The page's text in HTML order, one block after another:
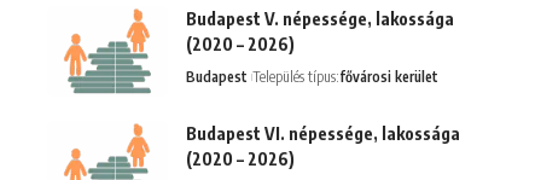
Budapest V. népessége, lakossága
(2020 – 2026)
Budapest Település típus:fővárosi kerület
Budapest VI. népessége, lakossága
(2020 – 2026)